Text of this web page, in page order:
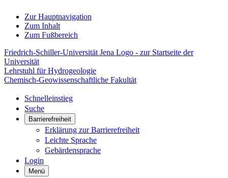
Zur Hauptnavigation
Zum Inhalt
Zum Fußbereich
Friedrich-Schiller-Universität Jena Logo - zur Startseite der
Universität
Lehrstuhl für Hydrogeologie
Chemisch-Geowissenschaftliche Fakultät
Schnelleinstieg
Suche
Barrierefreiheit
Erklärung zur Barrierefreiheit
Leichte Sprache
Gebärdensprache
Login
Menü